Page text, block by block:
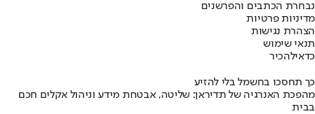
נבחרת הכתבים והפרשנים
מדיניות פרטיות
הצהרת נגישות
תנאי שימוש
כדאילהכיר
כך תחסכו בחשמל בלי להזיע
מהפכת האנרגיה של תדיראן: שליטה, אבטחת מידע וניהול אקלים חכם
בבית